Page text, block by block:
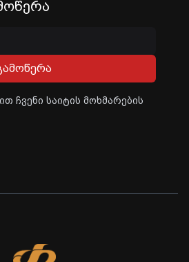
ჩვენი საიტის მოხმარების